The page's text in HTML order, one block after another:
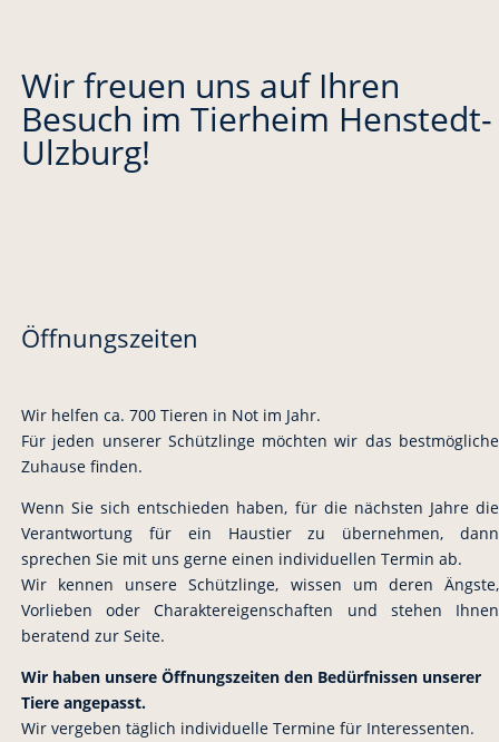
Wir freuen uns auf Ihren
Besuch im Tierheim Henstedt-
Ulzburg!
Öffnungszeiten
Wir helfen ca. 700 Tieren in Not im Jahr.
Für jeden unserer Schützlinge möchten wir das bestmögliche
Zuhause finden.
Wenn Sie sich entschieden haben, für die nächsten Jahre die
Verantwortung für ein Haustier zu übernehmen, dann
sprechen Sie mit uns gerne einen individuellen Termin ab.
Wir kennen unsere Schützlinge, wissen um deren Ängste,
Vorlieben oder Charaktereigenschaften und stehen Ihnen
beratend zur Seite.
Wir haben unsere Öffnungszeiten den Bedürfnissen unserer
Tiere angepasst.
Wir vergeben täglich individuelle Termine für Interessenten.